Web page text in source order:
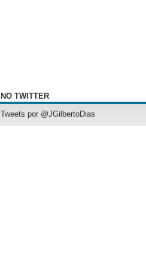
NO TWITTER
Tweets por @JGilbertoDias